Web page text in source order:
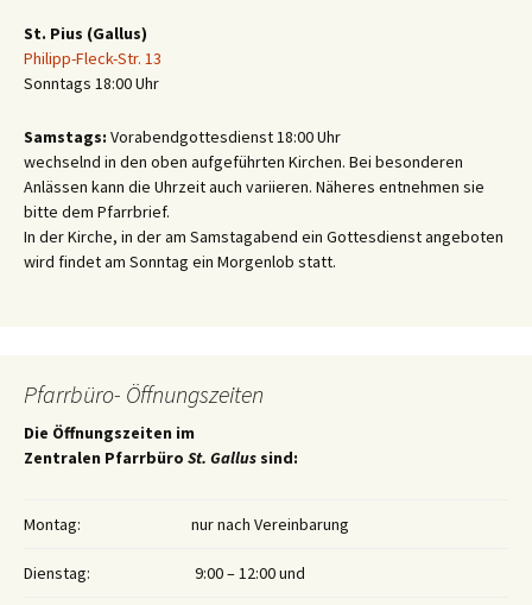
St. Pius (Gallus)
Philipp-Fleck-Str. 13
Sonntags 18:00 Uhr
Samstags: Vorabendgottesdienst 18:00 Uhr
wechselnd in den oben aufgeführten Kirchen. Bei besonderen
Anlässen kann die Uhrzeit auch variieren. Näheres entnehmen sie
bitte dem Pfarrbrief.
In der Kirche, in der am Samstagabend ein Gottesdienst angeboten
wird findet am Sonntag ein Morgenlob statt.
Pfarrbüro- Öffnungszeiten
Die Öffnungszeiten im
Zentralen Pfarrbüro St. Gallus sind:
Montag: nur nach Vereinbarung
Dienstag: 9:00 – 12:00 und